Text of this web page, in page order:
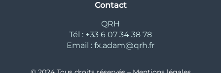
Contact
QRH
Tél : +33 6 07 34 38 78
Email : fx.adam@qrh.fr